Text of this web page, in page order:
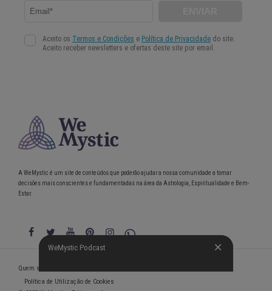
WeMystic Podcast
A WeMystic é um site de conteúdos que poderão ajudar a nossa comunidade a tomar
decisões mais conscientes e fundamentadas na área da Astrologia, Espiritualidade e Bem-
Estar.
WeMystic Podcast
Quem somos
Política de Utilização de Cookies